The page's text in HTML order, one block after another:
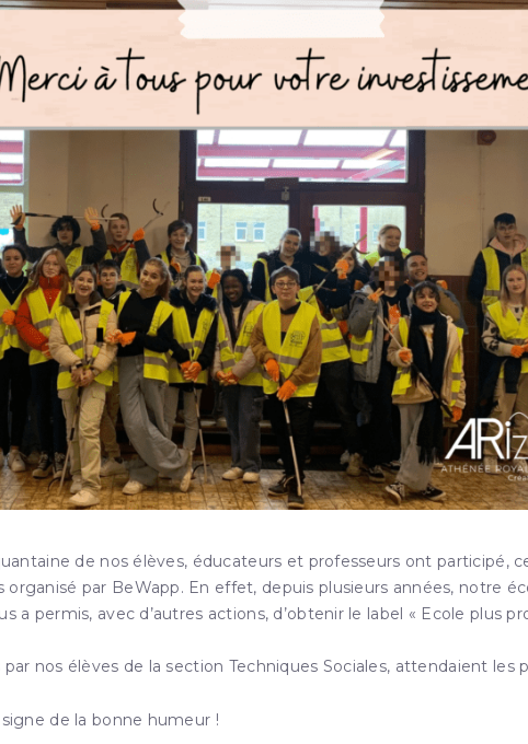
de nos élèves, éducateurs et professeurs ont participé,
par BeWapp. En effet, depuis plusieurs années, notre
permis, avec d’autres actions, d’obtenir le label « Ecole plus
nos élèves de la section Techniques Sociales, attendaient les
de la bonne humeur !